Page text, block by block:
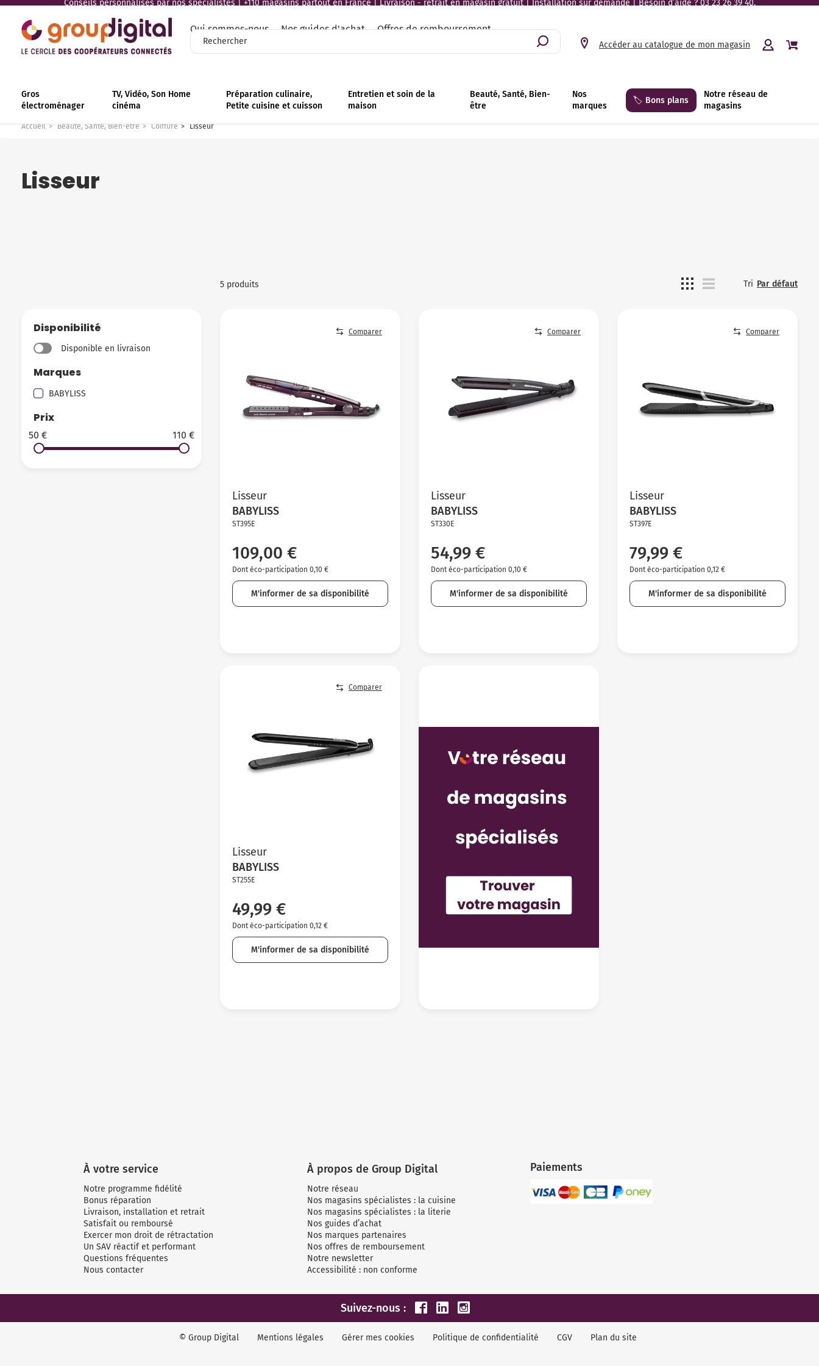
Conseils personnalisés par nos spécialistes | +110 magasins partout en France | Livraison - retrait en magasin gratuit | Installation sur demande | Besoin d’aide ? 03 23 26 39 40.
Qui sommes-nous Nos guides d'achat Offres de remboursement
Accéder au catalogue de mon magasin
Gros
électroménager
TV, Vidéo, Son Home
cinéma
Préparation culinaire,
Petite cuisine et cuisson
Entretien et soin de la
maison
Beauté, Santé, Bien-
être
Nos
marques
🏷️ Bons plans
Notre réseau de
magasins
Accueil Beauté, Santé, Bien-être Coiffure Lisseur
Lisseur
Disponibilité
Disponible en livraison
Marques
BABYLISS
Prix
50 € 110 €
5 produits Tri Par défaut
Comparer
Lisseur
BABYLISS
ST395E
109,00 €
Dont éco-participation 0,10 €
M'informer de sa disponibilité
Comparer
Lisseur
BABYLISS
ST330E
54,99 €
Dont éco-participation 0,10 €
M'informer de sa disponibilité
Comparer
Lisseur
BABYLISS
ST397E
79,99 €
Dont éco-participation 0,12 €
M'informer de sa disponibilité
Comparer
Lisseur
BABYLISS
ST255E
49,99 €
Dont éco-participation 0,12 €
M'informer de sa disponibilité
À votre service
Notre programme fidélité
Bonus réparation
Livraison, installation et retrait
Satisfait ou remboursé
Exercer mon droit de rétractation
Un SAV réactif et performant
Questions fréquentes
Nous contacter
À propos de Group Digital
Notre réseau
Nos magasins spécialistes : la cuisine
Nos magasins spécialistes : la literie
Nos guides d’achat
Nos marques partenaires
Nos offres de remboursement
Notre newsletter
Accessibilité : non conforme
Paiements
Suivez-nous :
© Group Digital Mentions légales Gérer mes cookies Politique de confidentialité CGV Plan du site